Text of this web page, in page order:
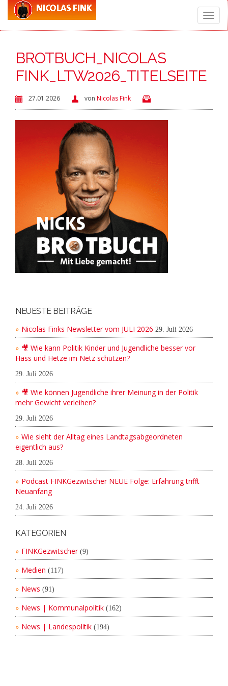
Toggle
BROTBUCH_NICOLAS
FINK_LTW2026_TITELSEITE
27.01.2026 von Nicolas Fink
NEUESTE BEITRÄGE
Nicolas Finks Newsletter vom JULI 2026 29. Juli 2026
🎥 Wie kann Politik Kinder und Jugendliche besser vor
Hass und Hetze im Netz schützen?
29. Juli 2026
🎥 Wie können Jugendliche ihrer Meinung in der Politik
mehr Gewicht verleihen?
29. Juli 2026
Wie sieht der Alltag eines Landtagsabgeordneten
eigentlich aus?
28. Juli 2026
Podcast FINKGezwitscher NEUE Folge: Erfahrung trifft
Neuanfang
24. Juli 2026
KATEGORIEN
FINKGezwitscher(9)
Medien (117)
News (91)
News | Kommunalpolitik (162)
News | Landespolitik (194)